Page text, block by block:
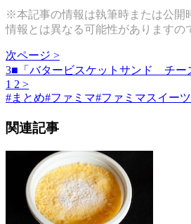
※本記事の情報は執筆時または公開
情報とは異なる可能性がありますの
次ページ >
3■「バタービスケットサンド チー
1 2 >
#まとめ#ファミマ#ファミマスイーツ
関連記事